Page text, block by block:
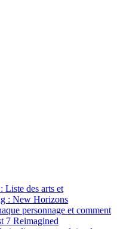
Liste des arts et
: New Horizons
personnage et comment
7 Reimagined